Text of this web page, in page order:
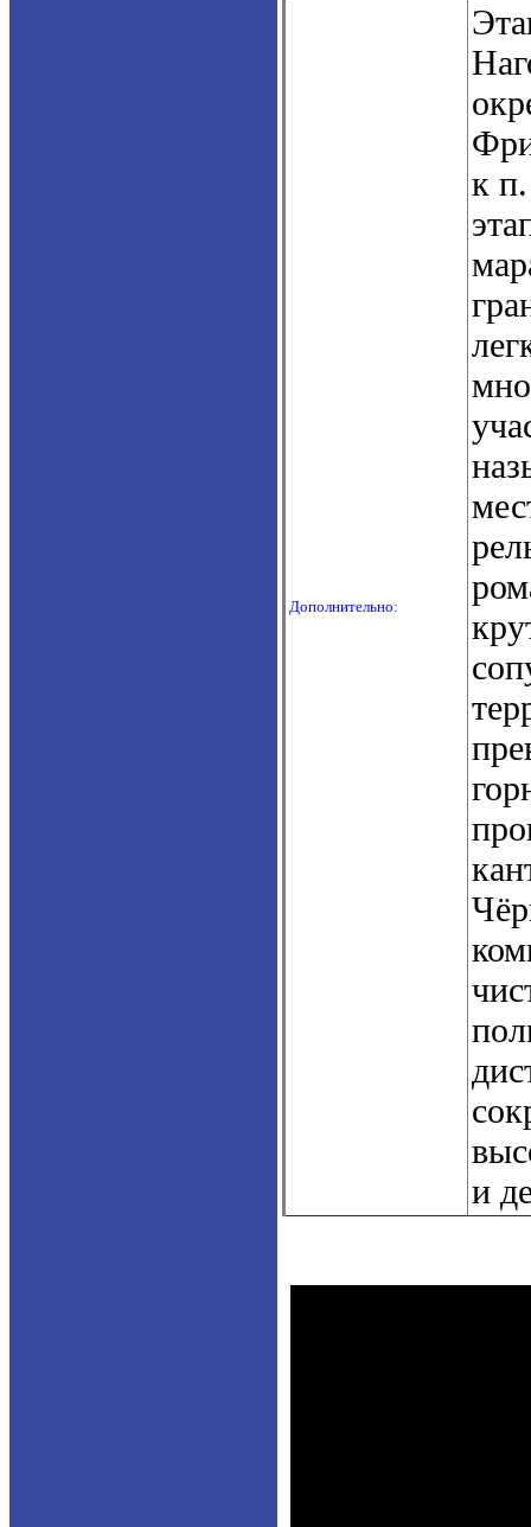
Дополнительно:
к
и